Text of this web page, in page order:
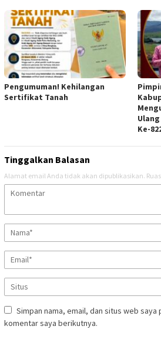
Pengumuman! Kehilangan
Sertifikat Tanah
Ke-
Tinggalkan Balasan
Alamat email Anda tidak akan dipublikasikan.
Simpan nama, email, dan situs web saya
komentar saya berikutnya.